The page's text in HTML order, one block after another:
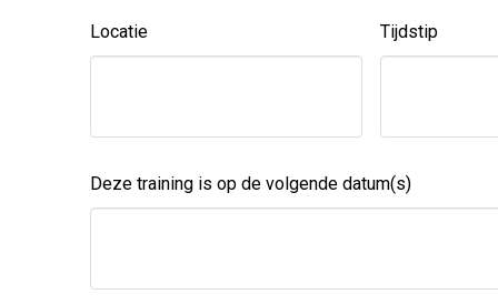
Locatie Tijdstip
Deze training is op de volgende datum(s)